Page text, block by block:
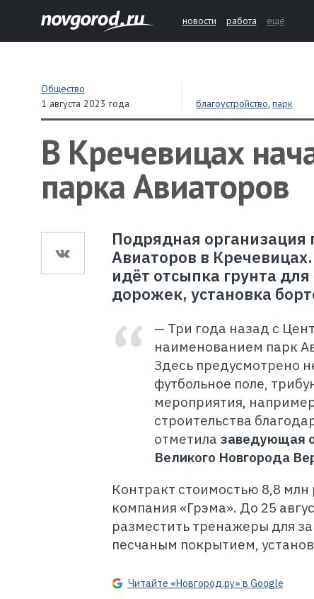
новости работа ещё
Общество
1 августа 2023 года
благоустройство,парк
В Кречевицах
парка Авиаторов
Подрядная организация
Авиаторов в
идёт отсыпка грунта
дорожек, установка
— Три года назад с
наименованием парк
Здесь предусмотрено
футбольное поле,
мероприятия,
строительства
отметила заведующая
Великого Новгорода
Контракт стоимостью 8,8 млн
компания «Грэма». До 25
разместить тренажеры для
песчаным покрытием,
Читайте «Новгород.ру» в Google